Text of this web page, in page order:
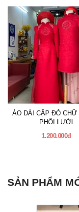
ÁO DÀI CẶP ĐỎ CHỮ
PHỐI LƯỚI
1.200.000đ
SẢN PHẨM